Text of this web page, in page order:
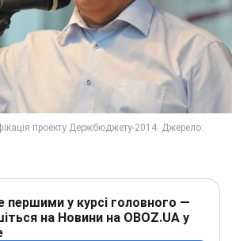
першими у курсі головного —
на Новини на OBOZ.UA у